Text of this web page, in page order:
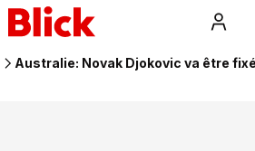
Australie: Novak Djokovic va être